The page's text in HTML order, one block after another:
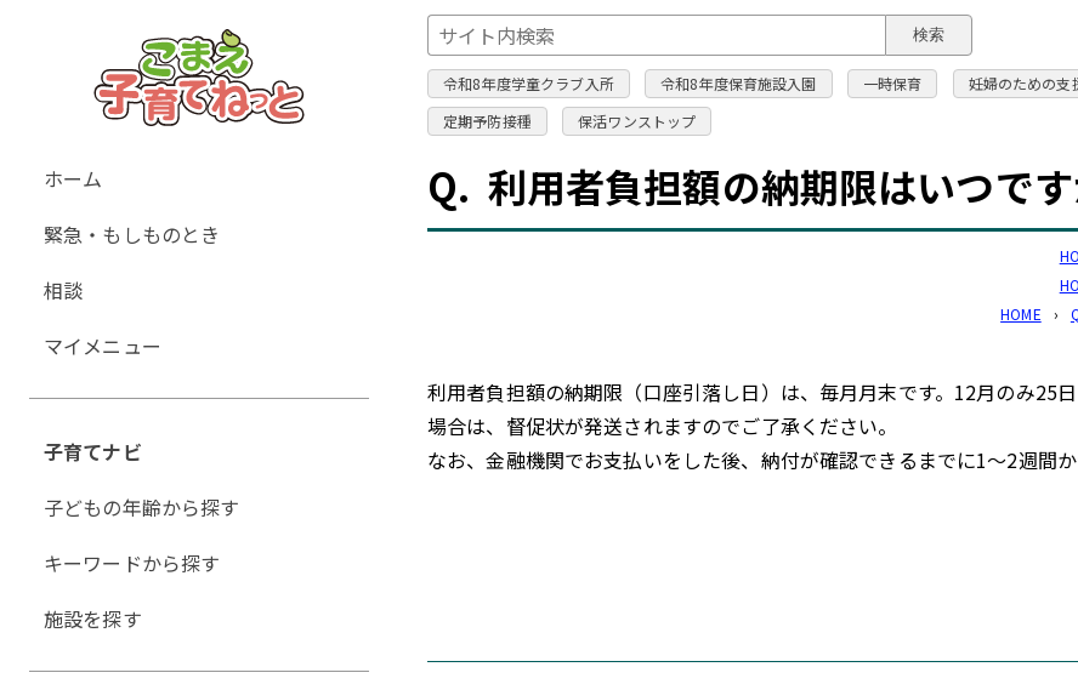
このページの本文へ
検索
令和8年度学童クラブ入所 令和8年度保育施設入園 一時保育 妊婦のための支
定期予防接種
保活ワンストップ
Q. 利用者負担額の納期限はいつです
HOME
›
利用者負担額の納期限（口座引落し日）は、毎月月末です。12月のみ25
場合は、督促状が発送されますのでご了承ください。
なお、金融機関でお支払いをした後、納付が確認できるまでに1～2週間か
グ
ー
ル
ナ
ゲ
シ
ョ
ホーム
緊急・もしものとき
相談
マイメニュー
子育てナビ
子どもの年齢から探す
キーワードから探す
施設を探す